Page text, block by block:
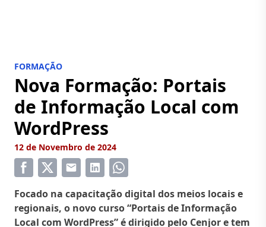
FORMAÇÃO
Nova Formação: Portais
de Informação Local com
WordPress
12 de Novembro de 2024
Focado na capacitação digital dos meios locais e
regionais, o novo curso “Portais de Informação
Local com WordPress” é dirigido pelo Cenjor e tem